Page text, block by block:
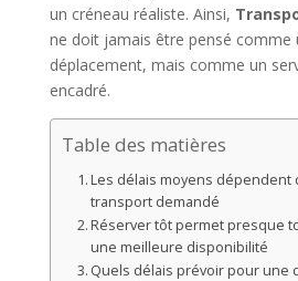
un créneau réaliste. Ainsi,
ne doit jamais être pensé comme
déplacement, mais comme un
encadré.
Table des matières
Les délais moyens dépendent
transport demandé
Réserver tôt permet presque
une meilleure disponibilité
Quels délais prévoir pour une